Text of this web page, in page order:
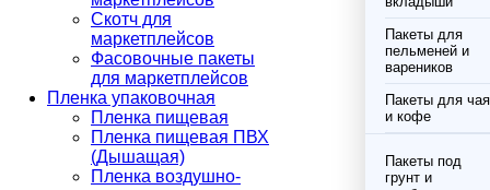
Скотч для
маркетплейсов
Фасовочные пакеты
для маркетплейсов
Пленка упаковочная
Пленка пищевая
Пленка пищевая ПВХ
(Дышащая)
Пленка воздушно-
Пакеты для
пельменей и
вареников
Пакеты для чая
и кофе
Пакеты под
грунт и